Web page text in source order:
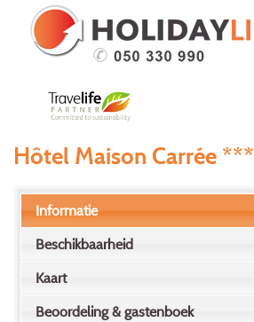
Hôtel Maison Carrée ***
Informatie
Beschikbaarheid
Kaart
Beoordeling & gastenboek